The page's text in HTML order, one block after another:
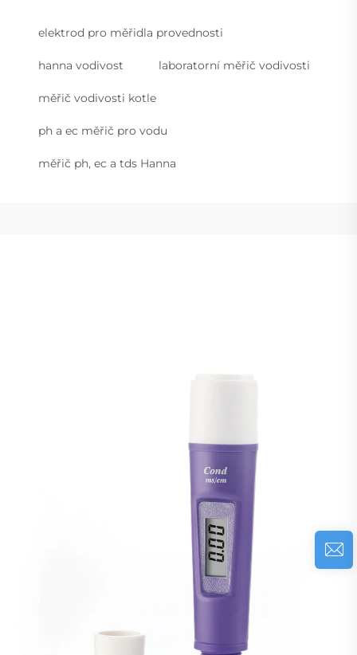
elektrod pro měřidla provednosti
hanna vodivost laboratorní měřič vodivosti
měřič vodivosti kotle
ph a ec měřič pro vodu
měřič ph, ec a tds Hanna